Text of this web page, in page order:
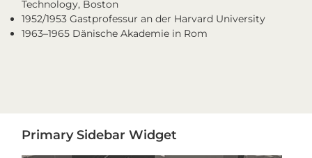
Technology, Boston
1952/1953 Gastprofessur an der Harvard University
1963–1965 Dänische Akademie in Rom
Sidebar
Primary Sidebar Widget